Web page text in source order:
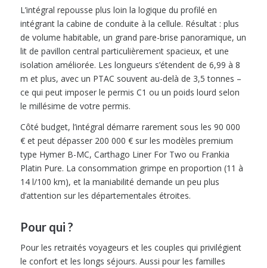
L’intégral repousse plus loin la logique du profilé en
intégrant la cabine de conduite à la cellule. Résultat : plus
de volume habitable, un grand pare-brise panoramique, un
lit de pavillon central particulièrement spacieux, et une
isolation améliorée. Les longueurs s’étendent de 6,99 à 8
m et plus, avec un PTAC souvent au-delà de 3,5 tonnes –
ce qui peut imposer le permis C1 ou un poids lourd selon
le millésime de votre permis.
Côté budget, l’intégral démarre rarement sous les 90 000
€ et peut dépasser 200 000 € sur les modèles premium
type Hymer B-MC, Carthago Liner For Two ou Frankia
Platin Pure. La consommation grimpe en proportion (11 à
14 l/100 km), et la maniabilité demande un peu plus
d’attention sur les départementales étroites.
Pour qui ?
Pour les retraités voyageurs et les couples qui privilégient
le confort et les longs séjours. Aussi pour les familles